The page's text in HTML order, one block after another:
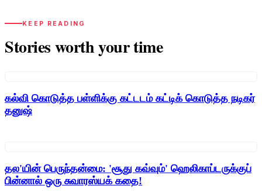
KEEP READING
Stories worth your time
கல்வி கொடுத்த பள்ளிக்கு கட்டடம் கட்டிக் கொடுத்த நடிகர்
தனுஷ்
தல'யின் பெருந்தன்மை: 'சூது கவ்வும்' ஹெலிகாப்டருக்குப்
பின்னால் ஒரு சுவாரஸ்யக் கதை!